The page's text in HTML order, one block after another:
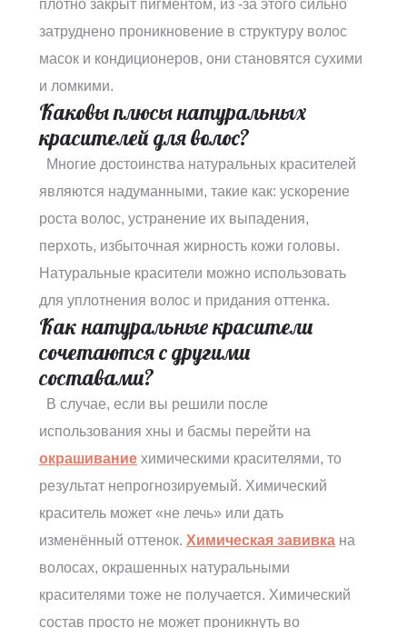
плотно закрыт пигментом, из -за этого сильно
затруднено проникновение в структуру волос
масок и кондиционеров, они становятся сухими
и ломкими.
Каковы плюсы натуральных
красителей для волос?
Многие достоинства натуральных красителей
являются надуманными, такие как: ускорение
роста волос, устранение их выпадения,
перхоть, избыточная жирность кожи головы.
Натуральные красители можно использовать
для уплотнения волос и придания оттенка.
Как натуральные красители
сочетаются с другими
составами?
В случае, если вы решили после
использования хны и басмы перейти на
окрашивание химическими красителями, то
результат непрогнозируемый. Химический
краситель может «не лечь» или дать
изменённый оттенок. Химическая завивка на
волосах, окрашенных натуральными
красителями тоже не получается. Химический
состав просто не может проникнуть во